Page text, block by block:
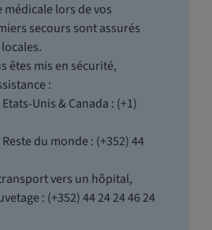
médicale lors de vos
secours sont assurés
êtes mis en sécurité,
:
Unis & Canada : (+1)
du monde : (+352) 44
vers un hôpital,
: (+352) 44 24 24 46 24